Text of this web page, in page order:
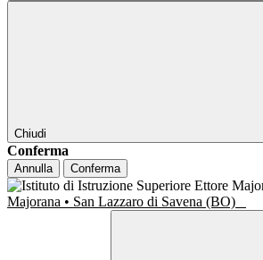
Chiudi
Conferma
Annulla Conferma
Majorana • San Lazzaro di Savena (BO)